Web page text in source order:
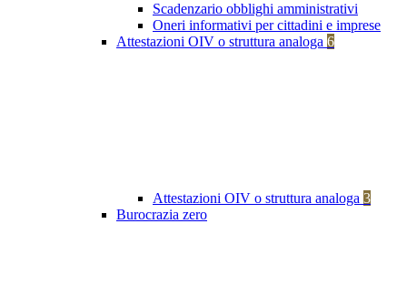
Scadenzario obblighi amministrativi
Oneri informativi per cittadini e imprese
Attestazioni OIV o struttura analoga 6
Attestazioni OIV o struttura analoga 3
Burocrazia zero